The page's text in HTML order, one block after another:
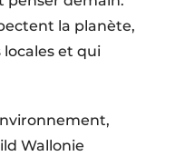
la planète,
locales et qui
Wallonie